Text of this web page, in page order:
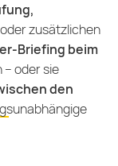
oder zusätzlichen
Briefing beim
oder sie
den